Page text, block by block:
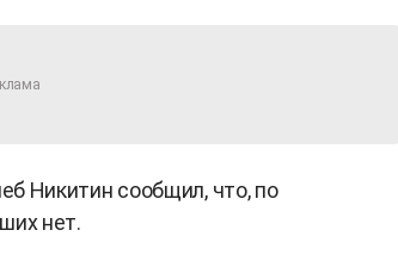
Никитин сообщил, что, по
нет.